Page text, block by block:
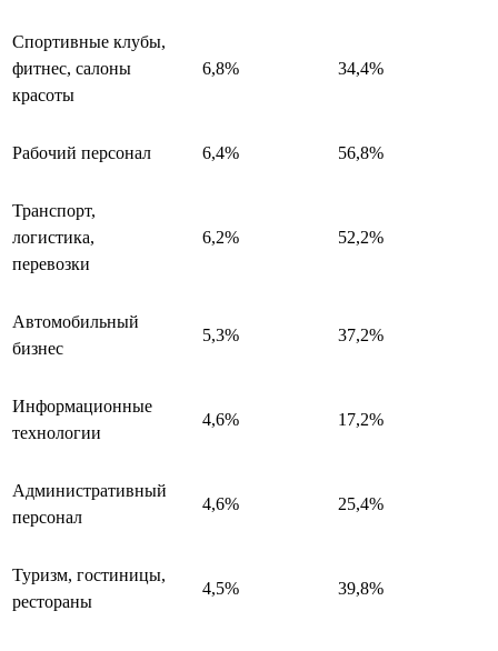
Спортивные клубы,
фитнес, салоны
красоты
6,8% 34,4%
Рабочий персонал 6,4% 56,8%
Транспорт,
логистика,
перевозки
6,2% 52,2%
Автомобильный
бизнес
5,3% 37,2%
Информационные
технологии
4,6% 17,2%
Административный
персонал
4,6% 25,4%
Туризм, гостиницы,
рестораны
4,5% 39,8%